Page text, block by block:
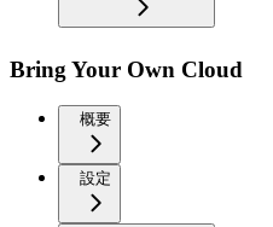
Bring Your Own Cloud
概要
設定